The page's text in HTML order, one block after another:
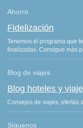
Ahorro
Fidelización
Tenemos el programa que
finalizadas. Consigue más
Blog de viajes
Blog hoteles y
Consejos de viajes, ofertas
Síguenos